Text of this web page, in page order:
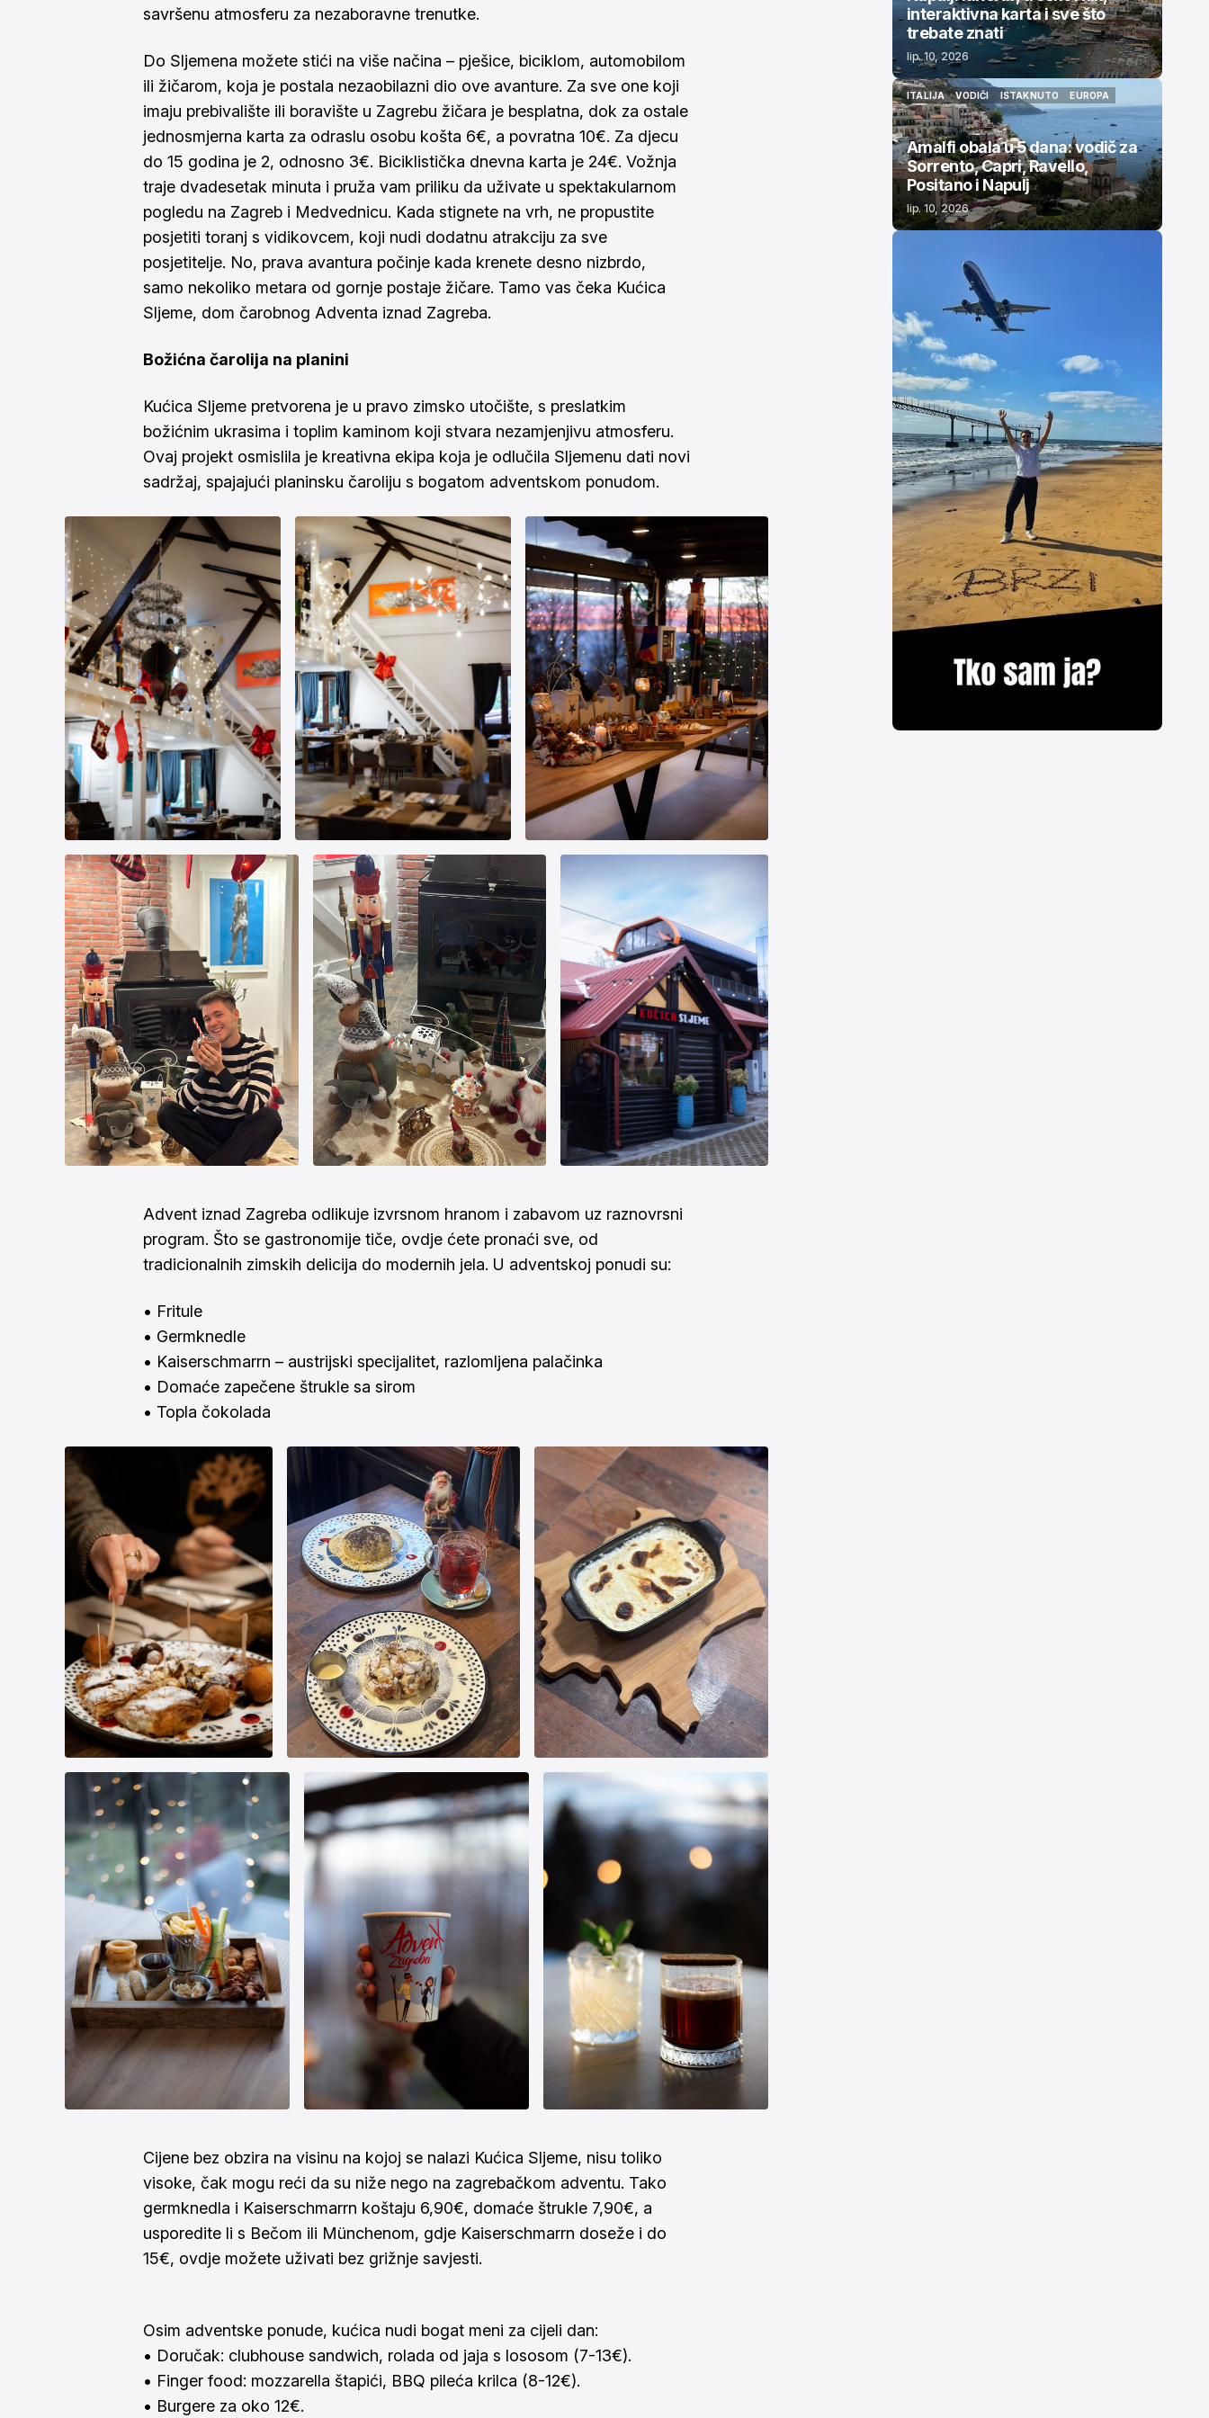
savršenu atmosferu za nezaboravne trenutke.
Do Sljemena možete stići na više načina – pješice, biciklom, automobilom
ili žičarom, koja je postala nezaobilazni dio ove avanture. Za sve one koji
imaju prebivalište ili boravište u Zagrebu žičara je besplatna, dok za ostale
jednosmjerna karta za odraslu osobu košta 6€, a povratna 10€. Za djecu
do 15 godina je 2, odnosno 3€. Biciklistička dnevna karta je 24€. Vožnja
traje dvadesetak minuta i pruža vam priliku da uživate u spektakularnom
pogledu na Zagreb i Medvednicu. Kada stignete na vrh, ne propustite
posjetiti toranj s vidikovcem, koji nudi dodatnu atrakciju za sve
posjetitelje. No, prava avantura počinje kada krenete desno nizbrdo,
samo nekoliko metara od gornje postaje žičare. Tamo vas čeka Kućica
Sljeme, dom čarobnog Adventa iznad Zagreba.
Božićna čarolija na planini
Kućica Sljeme pretvorena je u pravo zimsko utočište, s preslatkim
božićnim ukrasima i toplim kaminom koji stvara nezamjenjivu atmosferu.
Ovaj projekt osmislila je kreativna ekipa koja je odlučila Sljemenu dati novi
sadržaj, spajajući planinsku čaroliju s bogatom adventskom ponudom.
Advent iznad Zagreba odlikuje izvrsnom hranom i zabavom uz raznovrsni
program. Što se gastronomije tiče, ovdje ćete pronaći sve, od
tradicionalnih zimskih delicija do modernih jela. U adventskoj ponudi su:
• Fritule
• Germknedle
• Kaiserschmarrn – austrijski specijalitet, razlomljena palačinka
• Domaće zapečene štrukle sa sirom
• Topla čokolada
Cijene bez obzira na visinu na kojoj se nalazi Kućica Sljeme, nisu toliko
visoke, čak mogu reći da su niže nego na zagrebačkom adventu. Tako
germknedla i Kaiserschmarrn koštaju 6,90€, domaće štrukle 7,90€, a
usporedite li s Bečom ili Münchenom, gdje Kaiserschmarrn doseže i do
15€, ovdje možete uživati bez grižnje savjesti.
Osim adventske ponude, kućica nudi bogat meni za cijeli dan:
• Doručak: clubhouse sandwich, rolada od jaja s lososom (7-13€).
• Finger food: mozzarella štapići, BBQ pileća krilca (8-12€).
• Burgere za oko 12€.
interaktivna karta i sve što
trebate znati
lip. 10, 2026
ITALIJA
ITALIJA
VODIČI
VODIČI
ISTAKNUTO
ISTAKNUTO
EUROPA
EUROPA
Amalfi obala u 5 dana: vodič za
Sorrento, Capri, Ravello,
Positano i Napulj
lip. 10, 2026